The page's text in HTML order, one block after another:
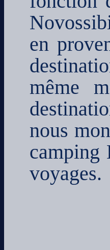
en
même
nous
camping
voyages.